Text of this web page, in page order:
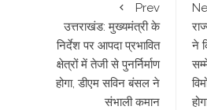
Prev
उत्तराखंड: मुख्यमंत्री के
निर्देश पर आपदा प्रभावित
क्षेत्रों में तेजी से पुनर्निर्माण
होगा, डीएम सविन बंसल ने
संभाली कमान
ने